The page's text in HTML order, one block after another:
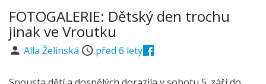
FOTOGALERIE: Dětský den trochu
jinak ve Vroutku
Alla Želinská před 6 lety